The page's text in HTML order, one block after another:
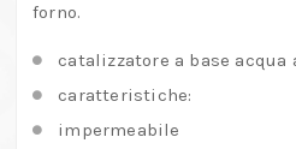
forno.
catalizzatore a base acqua
caratteristiche:
impermeabile